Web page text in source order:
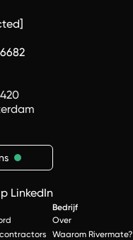
LinkedIn
Bedrijf
Over
Waarom Rivermate?